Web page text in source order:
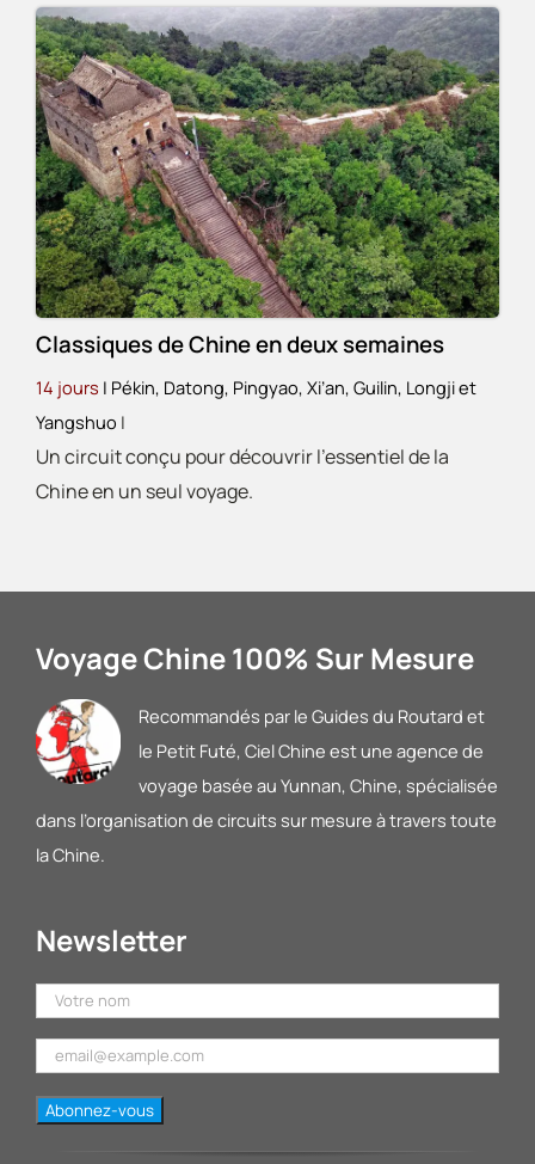
Classiques de Chine en deux semaines
14 jours | Pékin, Datong, Pingyao, Xi’an, Guilin, Longji et
Yangshuo |
Un circuit conçu pour découvrir l’essentiel de la
Chine en un seul voyage.
Voyage Chine 100% Sur Mesure
Recommandés par le Guides du Routard et
le Petit Futé, Ciel Chine est une agence de
voyage basée au Yunnan, Chine, spécialisée
dans l’organisation de circuits sur mesure à travers toute
la Chine.
Newsletter